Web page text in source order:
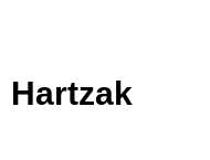
Hartzak